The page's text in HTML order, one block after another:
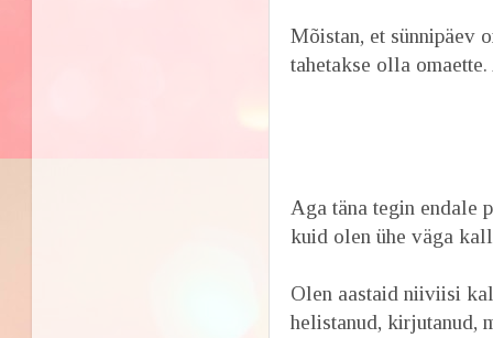
Mõistan, et sünnipäev
tahetakse olla
Aga täna tegin endale
kuid olen ühe väga
Olen aastaid niiviisi
helistanud, kirjutanud,